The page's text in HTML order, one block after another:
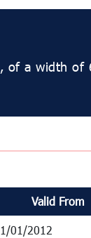
of a width of
Valid From
01/2012